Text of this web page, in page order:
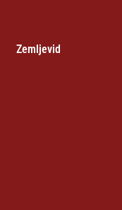
Zemljevid